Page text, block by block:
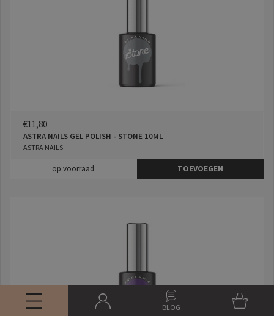
BLOG
€11,80
ASTRA NAILS GEL POLISH - STONE 10ML
ASTRA NAILS
op voorraad TOEVOEGEN